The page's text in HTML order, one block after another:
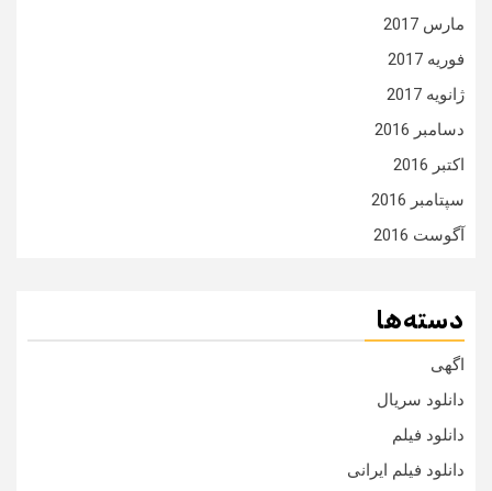
مارس 2017
فوریه 2017
ژانویه 2017
دسامبر 2016
اکتبر 2016
سپتامبر 2016
آگوست 2016
دسته‌ها
اگهی
دانلود سریال
دانلود فیلم
دانلود فیلم ایرانی